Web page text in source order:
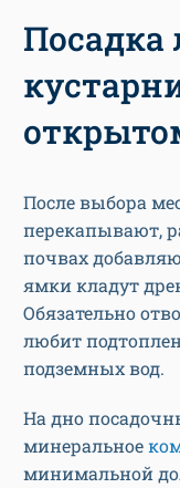
Посадка
После выбора
перекапывают,
почвах
ямки кладут
Обязательно
любит
подземных вод.
На дно
минеральное
минимальной